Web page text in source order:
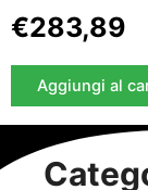
€283,89
Aggiungi al